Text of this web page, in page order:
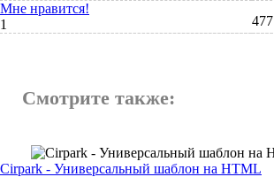
Мне нравится!
1
477
Смотрите также:
Cirpark - Универсальный шаблон на HTML